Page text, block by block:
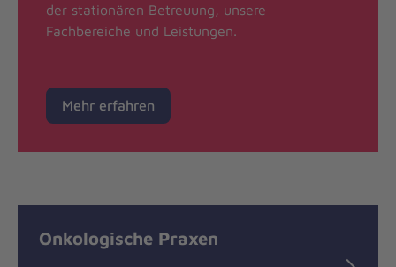
der stationären Betreuung, unsere
Fachbereiche und Leistungen.
Mehr erfahren
Onkologische Praxen